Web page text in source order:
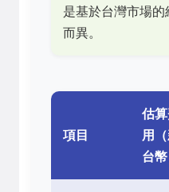
是基於台灣市場
而異。
項目
估
用
台幣